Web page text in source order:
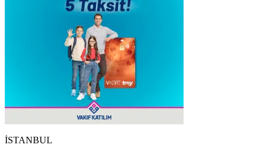
İSTANBUL